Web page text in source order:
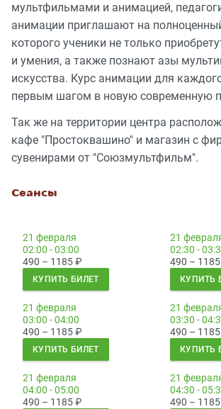
мультфильмами и анимацией,
анимации приглашают на
которого ученики не только
и умения, а также познают азы
искусства. Курс анимации для
первым шагом в новую современную
Так же на территории центра
кафе "Простоквашино" и магазин с
сувенирами от "Союзмультфильм".
Сеансы
21 февраля
02:00 - 03:00
490 – 1185₽
КУПИТЬ БИЛЕТ
21
02:30 -
490 – 1185
КУПИТЬ
21 февраля
03:00 - 04:00
490 – 1185₽
КУПИТЬ БИЛЕТ
21
03:30 -
490 – 1185
КУПИТЬ
21 февраля
04:00 - 05:00
490 – 1185₽
21
04:30 -
490 – 1185